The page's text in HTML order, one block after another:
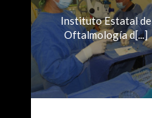
Instituto Estatal de
Oftalmología d[...]